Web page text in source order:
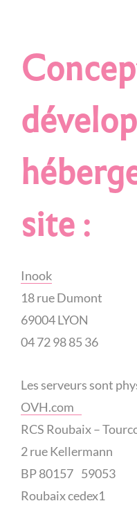
site :
Inook
18 rue Dumont
69004 LYON
04 72 98 85 36
Les serveurs sont
OVH.com
RCS Roubaix –
2 rue Kellermann
BP 80157 59053
Roubaix cedex1